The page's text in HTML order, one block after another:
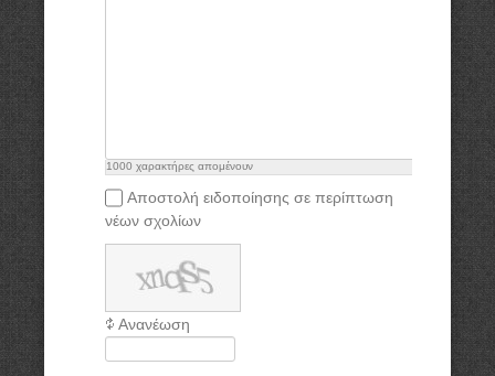
1000 χαρακτήρες απομένουν
Αποστολή ειδοποίησης σε περίπτωση
νέων σχολίων
Ανανέωση